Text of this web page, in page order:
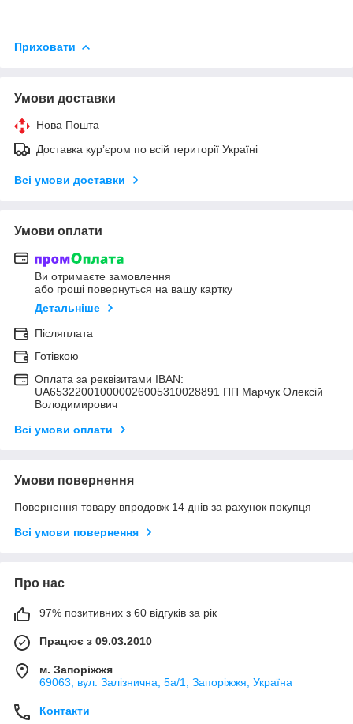
Приховати
Умови доставки
Нова Пошта
Доставка кур’єром по всій території Україні
Всі умови доставки
Умови оплати
Ви отримаєте замовлення
або гроші повернуться на вашу картку
Детальніше
Післяплата
Готівкою
Оплата за реквізитами IBAN:
UA653220010000026005310028891 ПП Марчук Олексій
Володимирович
Всі умови оплати
Умови повернення
Повернення товару впродовж 14 днів за рахунок покупця
Всі умови повернення
Про нас
97% позитивних з 60 відгуків за рік
Працює з 09.03.2010
м. Запоріжжя
69063, вул. Залізнична, 5а/1, Запоріжжя, Україна
Контакти